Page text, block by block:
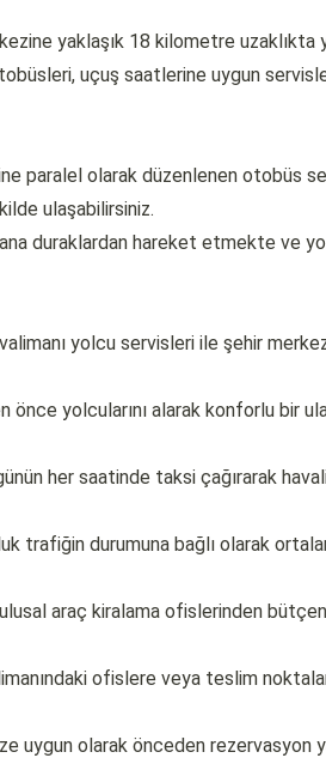
yaklaşık 18 kilometre uzaklıkta
uçuş saatlerine uygun
paralel olarak düzenlenen otobüs
ulaşabilirsiniz.
duraklardan hareket etmekte ve
yolcu servisleri ile şehir
önce yolcularını alarak konforlu bir
her saatinde taksi çağırarak
trafiğin durumuna bağlı olarak
araç kiralama ofislerinden
ofislere veya teslim
uygun olarak önceden rezervasyon